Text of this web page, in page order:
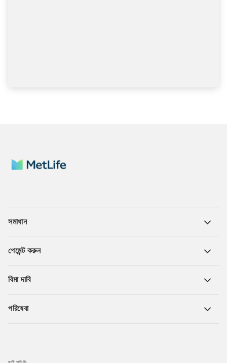
সমাধান
পেমেন্ট করুন
বিমা দাবি
পরিষেবা